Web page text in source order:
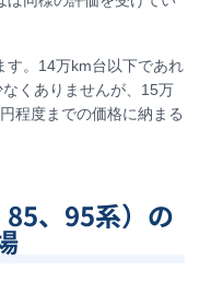
す。14万km台以下であれ
くありませんが、15万
程度までの価格に納まる
、95系）の